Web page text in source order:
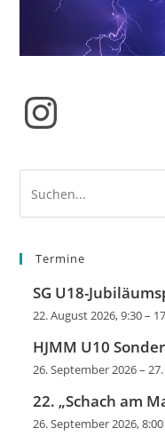
Instagram
Termine
SG U18-
22. August 2026, 9:30–
HJMM U10
26. September 2026–
22. „Schach am
26. September 2026, 8:00